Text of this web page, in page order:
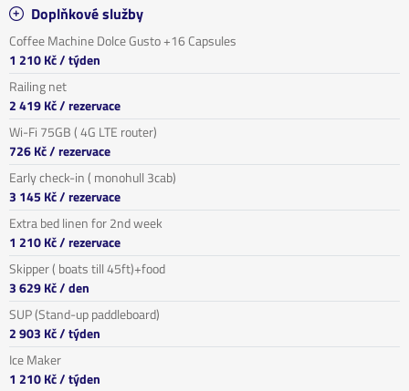
Doplňkové služby
Coffee Machine Dolce Gusto +16 Capsules
1 210 Kč/ týden
Railing net
2 419 Kč/ rezervace
Wi-Fi 75GB ( 4G LTE router)
726 Kč/ rezervace
Early check-in ( monohull 3cab)
3 145 Kč/ rezervace
Extra bed linen for 2nd week
1 210 Kč/ rezervace
Skipper ( boats till 45ft)+food
3 629 Kč/ den
SUP (Stand-up paddleboard)
2 903 Kč/ týden
Ice Maker
1 210 Kč/ týden